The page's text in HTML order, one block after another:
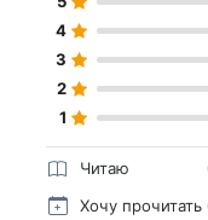
4
3
2
1
Читаю
Хочу прочитать